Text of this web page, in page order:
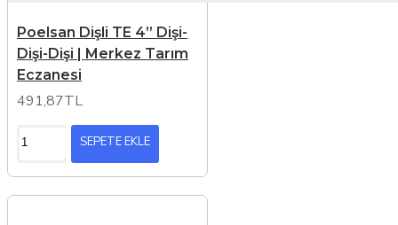
Poelsan Dişli TE 4” Dişi-
Dişi-Dişi | Merkez Tarım
Eczanesi
491,87TL
SEPETE EKLE